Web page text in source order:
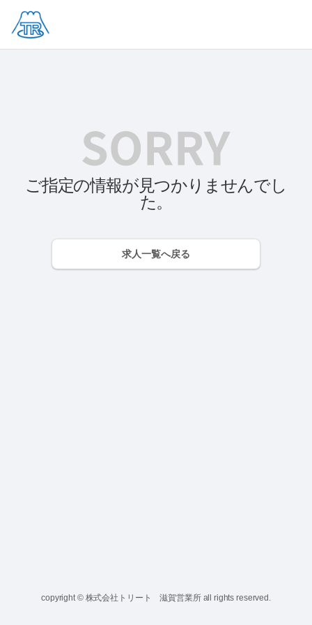
ご指定の情報が見つかりませんでし
た。
求人一覧へ戻る
copyright © 株式会社トリート 滋賀営業所 all rights reserved.